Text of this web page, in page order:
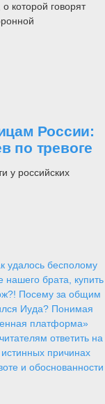
которой говорят
России:
по тревоге
у российских
удалось бесполому
нашего брата, купить
Посему за общим
Иуда? Понимая
платформа»
ответить на
причинах
и обоснованности